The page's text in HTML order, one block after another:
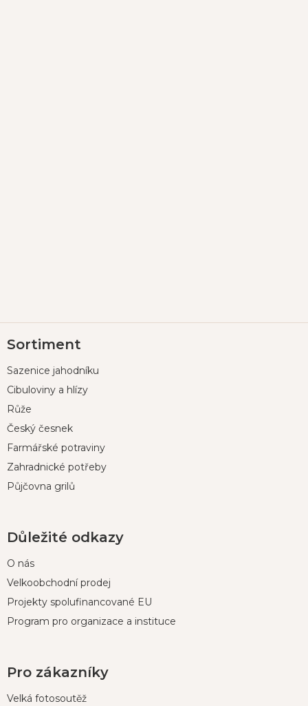
á
a
Sortiment
Sazenice jahodníku
Cibuloviny a hlízy
Růže
Český česnek
Farmářské potraviny
Zahradnické potřeby
Půjčovna grilů
Důležité odkazy
O nás
Velkoobchodní prodej
Projekty spolufinancované EU
Program pro organizace a instituce
Pro zákazníky
Velká fotosoutěž